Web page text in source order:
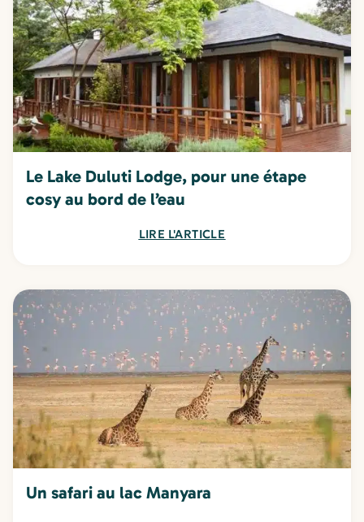
Le Lake Duluti Lodge, pour une étape
cosy au bord de l’eau
LIRE L'ARTICLE
Un safari au lac Manyara